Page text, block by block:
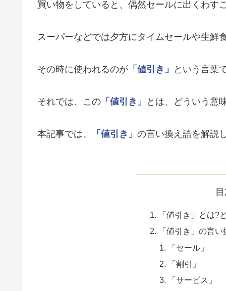
買い物をしていると、偶然セールに出くわす
スーパーなどでは夕方にタイムセールや生鮮
その時に使われるのが 「値引き」 という言葉
それでは、この 「値引き」 とは、どういう意
本記事では、 「値引き」 の言い換え語を解説
「値引き」とは?
「値引き」の言
「セール」
「割引」
「サービス」